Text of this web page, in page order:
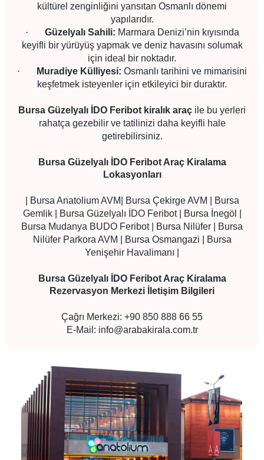
kültürel zenginliğini yansıtan Osmanlı dönemi
yapılarıdır.
·
Güzelyalı Sahili: Marmara Denizi’nin kıyısında
keyifli bir yürüyüş yapmak ve deniz havasını solumak
için ideal bir noktadır.
·
Muradiye Külliyesi: Osmanlı tarihini ve mimarisini
keşfetmek isteyenler için etkileyici bir duraktır.
Bursa Güzelyalı İDO Feribot kiralık araç ile bu yerleri
rahatça gezebilir ve tatilinizi daha keyifli hale
getirebilirsiniz.
Bursa Güzelyalı İDO Feribot Araç Kiralama
Lokasyonları
| Bursa Anatolium AVM | Bursa Çekirge AVM | Bursa
Gemlik | Bursa Güzelyalı İDO Feribot | Bursa İnegöl |
Bursa Mudanya BUDO Feribot | Bursa Nilüfer | Bursa
Nilüfer Parkora AVM | Bursa Osmangazi | Bursa
Yenişehir Havalimanı |
Bursa Güzelyalı İDO Feribot Araç Kiralama
Rezervasyon Merkezi İletişim Bilgileri
Çağrı Merkezi: +90 850 888 66 55
E-Mail: info@arabakirala.com.tr